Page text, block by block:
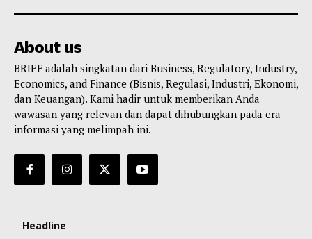
About us
BRIEF adalah singkatan dari Business, Regulatory, Industry,
Economics, and Finance (Bisnis, Regulasi, Industri, Ekonomi,
dan Keuangan). Kami hadir untuk memberikan Anda
wawasan yang relevan dan dapat dihubungkan pada era
informasi yang melimpah ini.
Headline